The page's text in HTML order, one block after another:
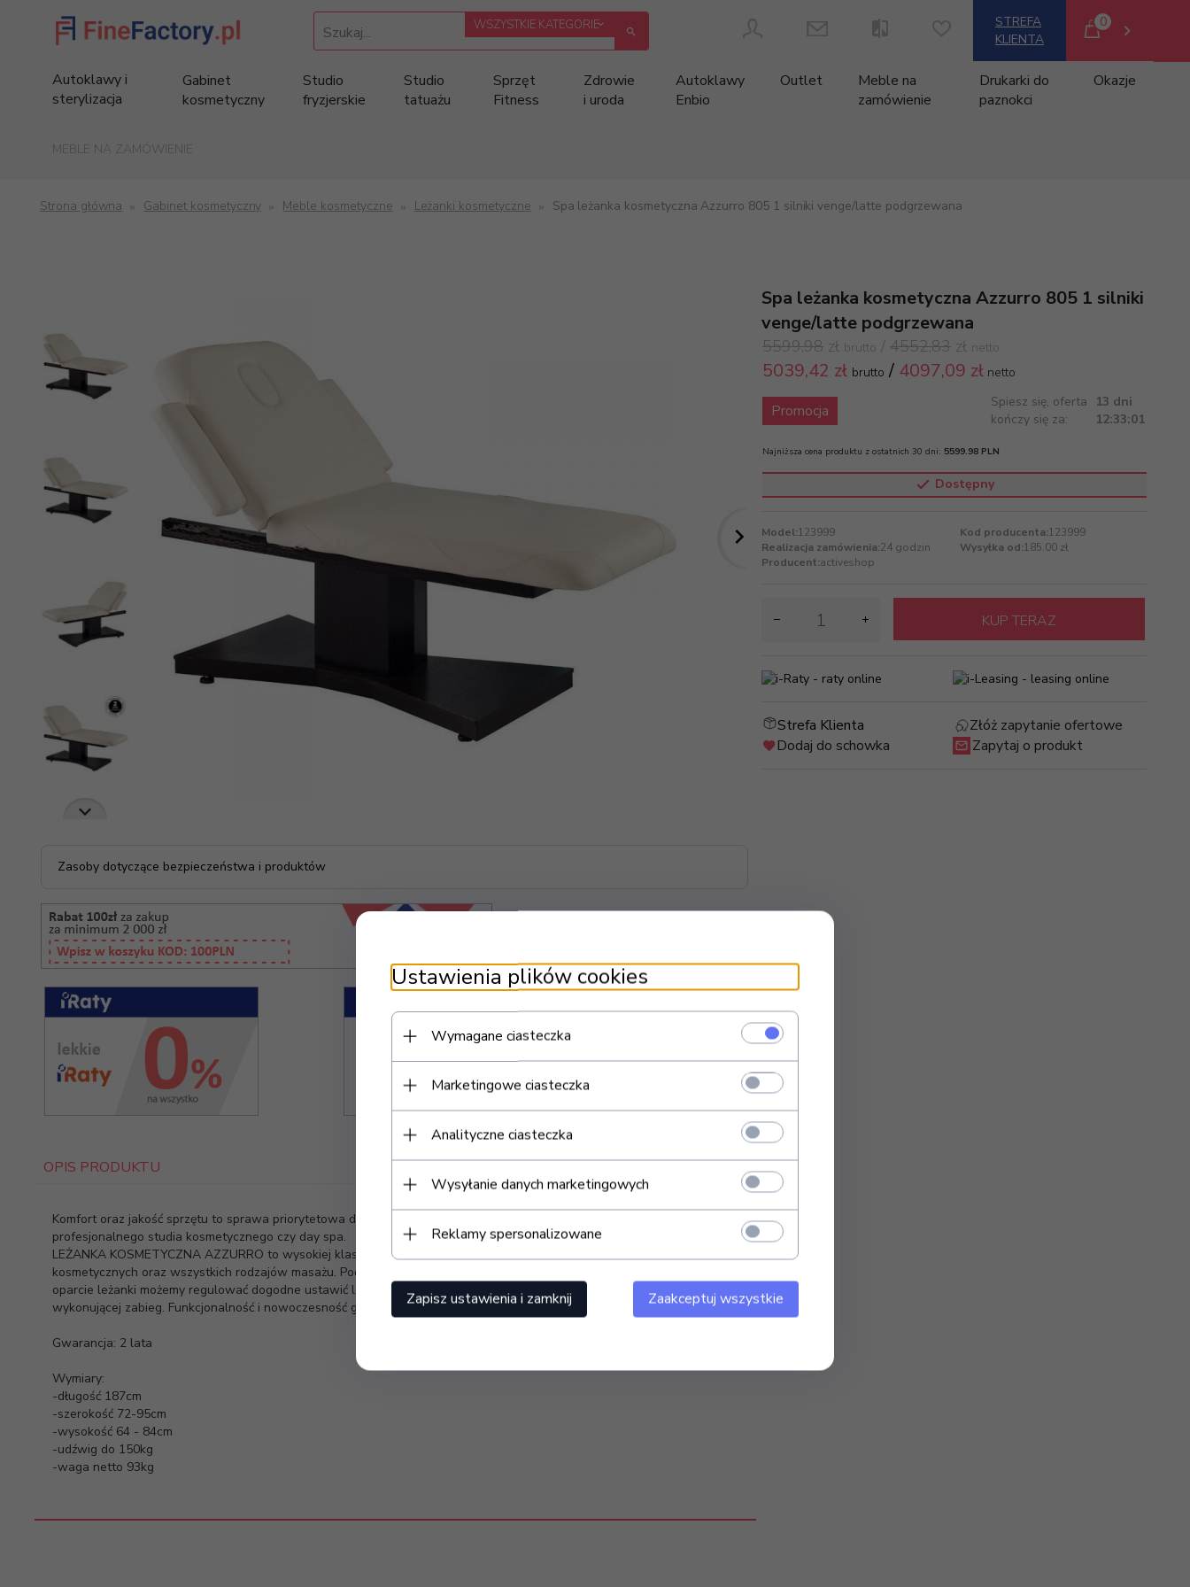
Szukaj...
categories_searcher
WSZYSTKIE KATEGORIE
STREFA
KLIENTA
0
Autoklawy i
sterylizacja
Gabinet
kosmetyczny
Studio
fryzjerskie
Studio
tatuażu
Sprzęt
Fitness
Zdrowie
i uroda
Autoklawy
Enbio
Outlet
Meble na
zamówienie
Drukarki do
paznokci
Okazje
MEBLE NA ZAMÓWIENIE
Strona główna Gabinet kosmetyczny Meble kosmetyczne Leżanki kosmetyczne Spa leżanka kosmetyczna Azzurro 805 1 silniki venge/latte podgrzewana
Zasoby dotyczące bezpieczeństwa i produktów
OPIS PRODUKTU
Komfort oraz jakość sprzętu to sprawa priorytetowa dla każdego właściciela gabinetu medycyny estetycznej,
profesjonalnego studia kosmetycznego czy day spa.
LEŻANKA KOSMETYCZNA AZZURRO to wysokiej klasy leżanka, która pozwala na wykonywanie zabiegów
kosmetycznych oraz wszystkich rodzajów masażu. Podgrzewany materac, wysokość regulowana elektrycznie góra- dół,
oparcie leżanki możemy regulować dogodne ustawić leżankę zapewniając komfort zarówno dla klienta oraz osoby
wykonującej zabieg. Funkcjonalność i nowoczesność gwarantuje szerokie zastosowanie.
Gwarancja: 2 lata
Wymiary:
-długość 187cm
-szerokość 72-95cm
-wysokość 64 - 84cm
-udźwig do 150kg
-waga netto 93kg
Spa leżanka kosmetyczna Azzurro 805 1 silniki
venge/latte podgrzewana
5599,98 zł brutto / 4552,83 zł netto
5039,42 zł brutto / 4097,09 zł netto
Promocja
Spiesz się, oferta
kończy się za:
13 dni
12:33:01
Najniższa cena produktu z ostatnich 30 dni: 5599.98 PLN
Dostępny
Model:123999 Kod producenta:123999
Realizacja zamówienia:24 godzin Wysyłka od:185.00 zł
Producent:activeshop
KUP TERAZ
Strefa Klienta
Złóż zapytanie ofertowe
Dodaj do schowka
Zapytaj o produkt
Ustawienia plików cookies
Wymagane ciasteczka
Marketingowe ciasteczka
Analityczne ciasteczka
Wysyłanie danych marketingowych
Reklamy spersonalizowane
Zapisz ustawienia i zamknij Zaakceptuj wszystkie